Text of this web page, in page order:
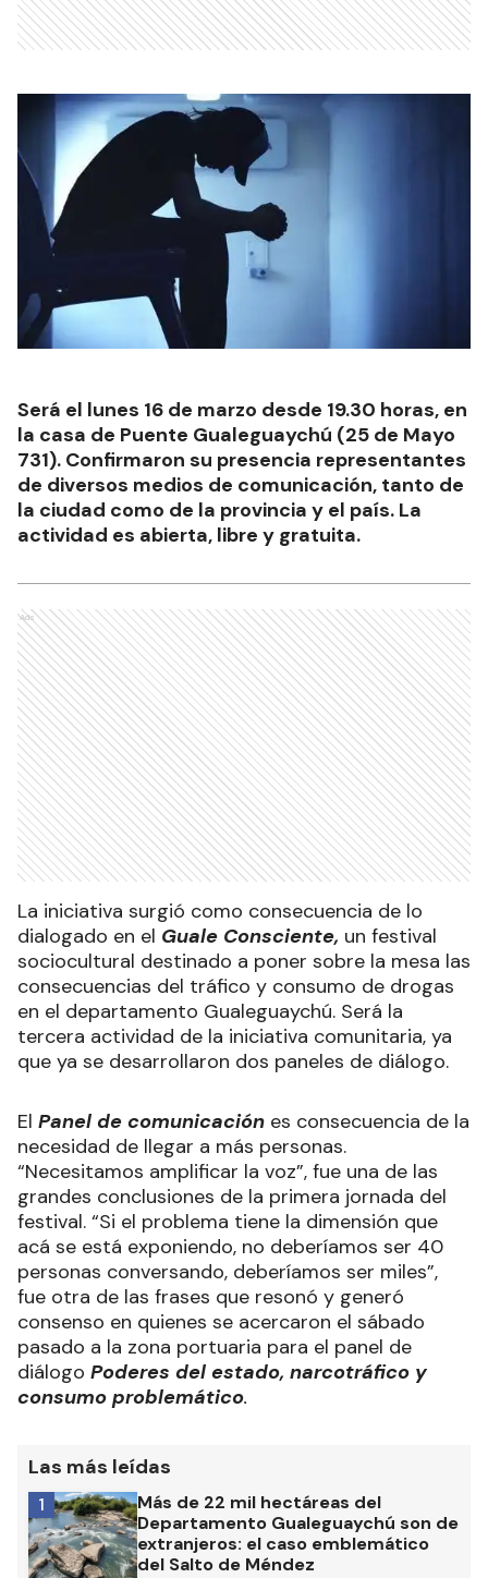
Será el lunes 16 de marzo desde 19.30 horas, en
la casa de Puente Gualeguaychú (25 de Mayo
731). Confirmaron su presencia representantes
de diversos medios de comunicación, tanto de
la ciudad como de la provincia y el país. La
actividad es abierta, libre y gratuita.
Ads
La iniciativa surgió como consecuencia de lo
dialogado en el Guale Consciente, un festival
sociocultural destinado a poner sobre la mesa las
consecuencias del tráfico y consumo de drogas
en el departamento Gualeguaychú. Será la
tercera actividad de la iniciativa comunitaria, ya
que ya se desarrollaron dos paneles de diálogo.
El Panel de comunicación es consecuencia de la
necesidad de llegar a más personas.
“Necesitamos amplificar la voz”, fue una de las
grandes conclusiones de la primera jornada del
festival. “Si el problema tiene la dimensión que
acá se está exponiendo, no deberíamos ser 40
personas conversando, deberíamos ser miles”,
fue otra de las frases que resonó y generó
consenso en quienes se acercaron el sábado
pasado a la zona portuaria para el panel de
diálogo Poderes del estado, narcotráfico y
consumo problemático.
Las más leídas
Más de 22 mil hectáreas del
Departamento Gualeguaychú son de
extranjeros: el caso emblemático
del Salto de Méndez
1